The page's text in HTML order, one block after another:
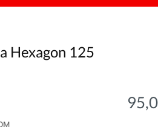
Hexagon 125